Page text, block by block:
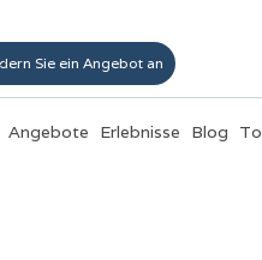
Angebote Erlebnisse Blog
Sie ein Angebot an